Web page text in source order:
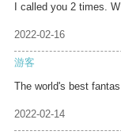
I called you 2 times. W
2022-02-16
游客
The world's best fantas
2022-02-14